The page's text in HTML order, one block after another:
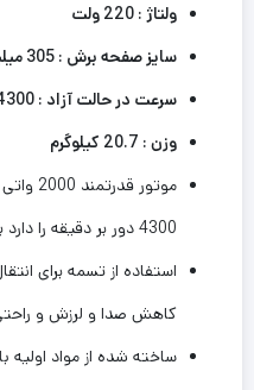
ولتاژ : 220 ولت
سایز صفحه برش : 305 میلیمتر
سرعت در حالت آزاد : 4300 دور در دقیقه
وزن : 20.7 کیلوگرم
موتور
4300 دور بر دقیقه را دارد برای انجام کاربری های مختلف
استفاده از تسمه برای
کاهش صدا و لرزش و
ساخته شده از مواد اولیه